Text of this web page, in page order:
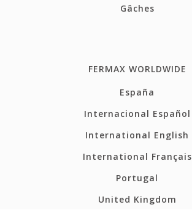
Gâches
FERMAX WORLDWIDE
España
Internacional Español
International English
International Français
Portugal
United Kingdom